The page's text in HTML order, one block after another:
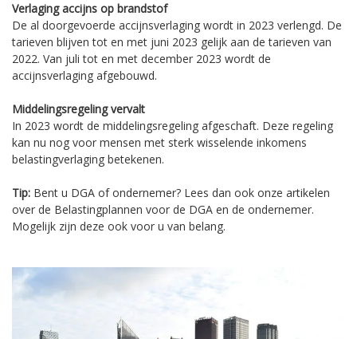
Verlaging accijns op brandstof
De al doorgevoerde accijnsverlaging wordt in 2023 verlengd. De
tarieven blijven tot en met juni 2023 gelijk aan de tarieven van
2022. Van juli tot en met december 2023 wordt de
accijnsverlaging afgebouwd.
Middelingsregeling vervalt
In 2023 wordt de middelingsregeling afgeschaft. Deze regeling
kan nu nog voor mensen met sterk wisselende inkomens
belastingverlaging betekenen.
Tip: Bent u DGA of ondernemer? Lees dan ook onze artikelen
over de Belastingplannen voor de DGA en de ondernemer.
Mogelijk zijn deze ook voor u van belang.